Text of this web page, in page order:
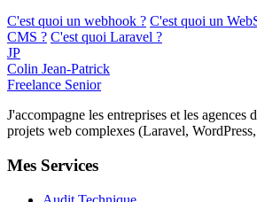
C'est quoi un webhook ? C'est quoi un
CMS ? C'est quoi Laravel ?
JP
Colin Jean-Patrick
Freelance Senior
J'accompagne les entreprises et les agences
projets web complexes (Laravel,
Mes Services